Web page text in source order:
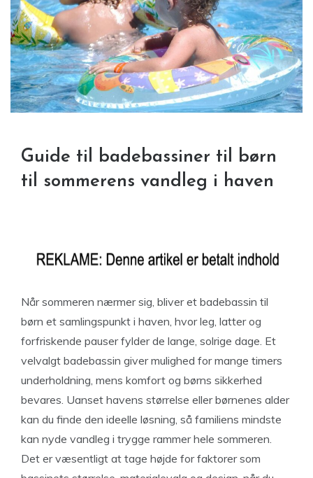
Guide til badebassiner til børn
til sommerens vandleg i haven
Når sommeren nærmer sig, bliver et badebassin til
børn et samlingspunkt i haven, hvor leg, latter og
forfriskende pauser fylder de lange, solrige dage. Et
velvalgt badebassin giver mulighed for mange timers
underholdning, mens komfort og børns sikkerhed
bevares. Uanset havens størrelse eller børnenes alder
kan du finde den ideelle løsning, så familiens mindste
kan nyde vandleg i trygge rammer hele sommeren.
Det er væsentligt at tage højde for faktorer som